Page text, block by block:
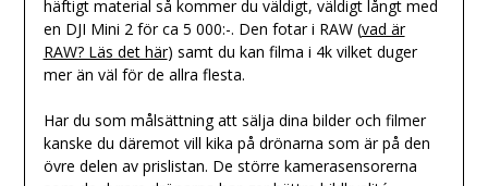
häftigt material så kommer du väldigt, väldigt långt med
en DJI Mini 2 för ca 5 000:-. Den fotar i RAW (vad är
RAW? Läs det här) samt du kan filma i 4k vilket duger
mer än väl för de allra flesta.
Har du som målsättning att sälja dina bilder och filmer
kanske du däremot vill kika på drönarna som är på den
övre delen av prislistan. De större kamerasensorerna